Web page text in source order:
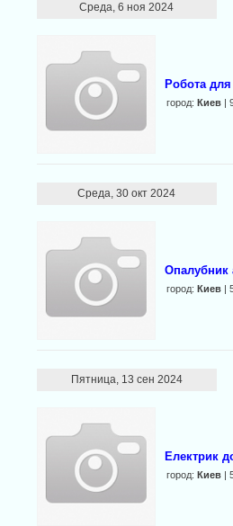
Среда, 6 ноя 2024
Робота для
город: Киев|
Среда, 30 окт 2024
Опалубник
город: Киев|
Пятница, 13 сен 2024
Електрик
город: Киев|